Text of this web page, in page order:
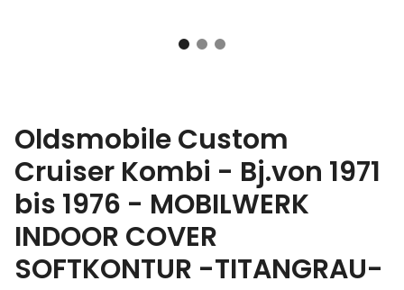
Oldsmobile Custom
Cruiser Kombi - Bj.von 1971
bis 1976 - MOBILWERK
INDOOR COVER
SOFTKONTUR -TITANGRAU-